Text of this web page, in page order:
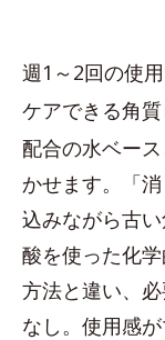
週1～2回の使
ケアできる角
配合の水ベー
かせます。「
込みながら古
酸を使った化
方法と違い、
なし。使用感